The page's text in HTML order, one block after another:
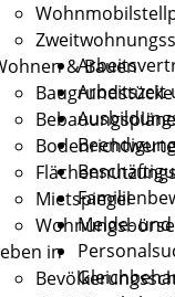
& Bauen
Baugrundstücke
Bebauungspläne
Bodenrichtwerte
Mietspiegel
Wohnungsbörse
in
Arbeitszeit
Melde-